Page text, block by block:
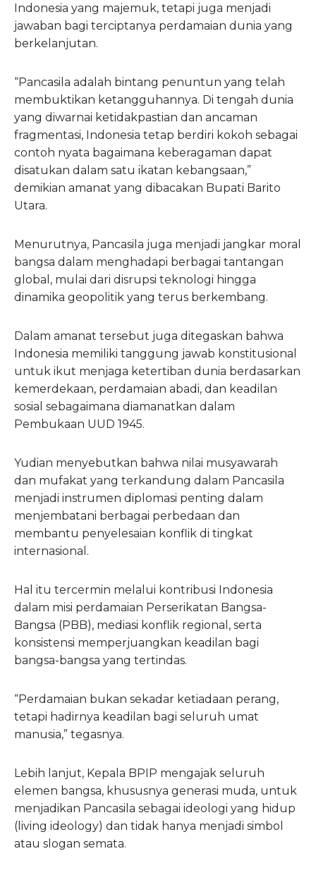
Indonesia yang majemuk, tetapi juga menjadi
jawaban bagi terciptanya perdamaian dunia yang
berkelanjutan.
“Pancasila adalah bintang penuntun yang telah
membuktikan ketangguhannya. Di tengah dunia
yang diwarnai ketidakpastian dan ancaman
fragmentasi, Indonesia tetap berdiri kokoh sebagai
contoh nyata bagaimana keberagaman dapat
disatukan dalam satu ikatan kebangsaan,”
demikian amanat yang dibacakan Bupati Barito
Utara.
Menurutnya, Pancasila juga menjadi jangkar moral
bangsa dalam menghadapi berbagai tantangan
global, mulai dari disrupsi teknologi hingga
dinamika geopolitik yang terus berkembang.
Dalam amanat tersebut juga ditegaskan bahwa
Indonesia memiliki tanggung jawab konstitusional
untuk ikut menjaga ketertiban dunia berdasarkan
kemerdekaan, perdamaian abadi, dan keadilan
sosial sebagaimana diamanatkan dalam
Pembukaan UUD 1945.
Yudian menyebutkan bahwa nilai musyawarah
dan mufakat yang terkandung dalam Pancasila
menjadi instrumen diplomasi penting dalam
menjembatani berbagai perbedaan dan
membantu penyelesaian konflik di tingkat
internasional.
Hal itu tercermin melalui kontribusi Indonesia
dalam misi perdamaian Perserikatan Bangsa-
Bangsa (PBB), mediasi konflik regional, serta
konsistensi memperjuangkan keadilan bagi
bangsa-bangsa yang tertindas.
“Perdamaian bukan sekadar ketiadaan perang,
tetapi hadirnya keadilan bagi seluruh umat
manusia,” tegasnya.
Lebih lanjut, Kepala BPIP mengajak seluruh
elemen bangsa, khususnya generasi muda, untuk
menjadikan Pancasila sebagai ideologi yang hidup
(living ideology) dan tidak hanya menjadi simbol
atau slogan semata.